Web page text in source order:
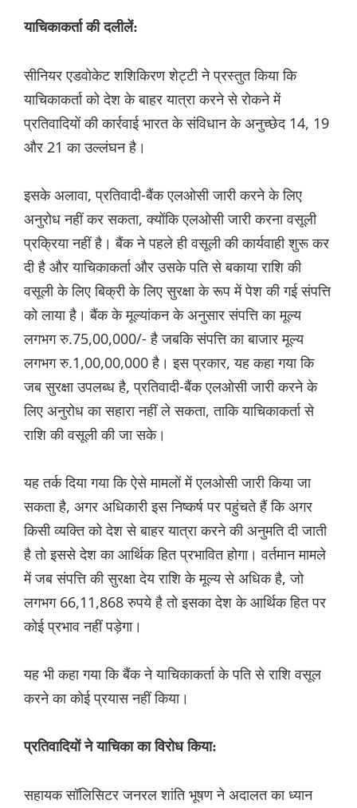
याचिकाकर्ता की दलीलें:
सीनियर एडवोकेट शशिकिरण शेट्टी ने प्रस्तुत किया कि
याचिकाकर्ता को देश के बाहर यात्रा करने से रोकने में
प्रतिवादियों की कार्रवाई भारत के संविधान के अनुच्छेद 14, 19
और 21 का उल्लंघन है।
इसके अलावा, प्रतिवादी-बैंक एलओसी जारी करने के लिए
अनुरोध नहीं कर सकता, क्योंकि एलओसी जारी करना वसूली
प्रक्रिया नहीं है। बैंक ने पहले ही वसूली की कार्यवाही शुरू कर
दी है और याचिकाकर्ता और उसके पति से बकाया राशि की
वसूली के लिए बिक्री के लिए सुरक्षा के रूप में पेश की गई संपत्ति
को लाया है। बैंक के मूल्यांकन के अनुसार संपत्ति का मूल्य
लगभग रु.75,00,000/- है जबकि संपत्ति का बाजार मूल्य
लगभग रु.1,00,00,000 है। इस प्रकार, यह कहा गया कि
जब सुरक्षा उपलब्ध है, प्रतिवादी-बैंक एलओसी जारी करने के
लिए अनुरोध का सहारा नहीं ले सकता, ताकि याचिकाकर्ता से
राशि की वसूली की जा सके।
यह तर्क दिया गया कि ऐसे मामलों में एलओसी जारी किया जा
सकता है, अगर अधिकारी इस निष्कर्ष पर पहुंचते हैं कि अगर
किसी व्यक्ति को देश से बाहर यात्रा करने की अनुमति दी जाती
है तो इससे देश का आर्थिक हित प्रभावित होगा। वर्तमान मामले
में जब संपत्ति की सुरक्षा देय राशि के मूल्य से अधिक है, जो
लगभग 66,11,868 रुपये है तो इसका देश के आर्थिक हित पर
कोई प्रभाव नहीं पड़ेगा।
यह भी कहा गया कि बैंक ने याचिकाकर्ता के पति से राशि वसूल
करने का कोई प्रयास नहीं किया।
प्रतिवादियों ने याचिका का विरोध किया:
सहायक सॉलिसिटर जनरल शांति भूषण ने अदालत का ध्यान